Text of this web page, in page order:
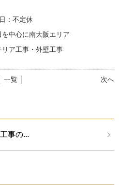
：不定休
中心に南大阪エリア
ア工事・外壁工事
次へ
│ 一覧 │
事の...